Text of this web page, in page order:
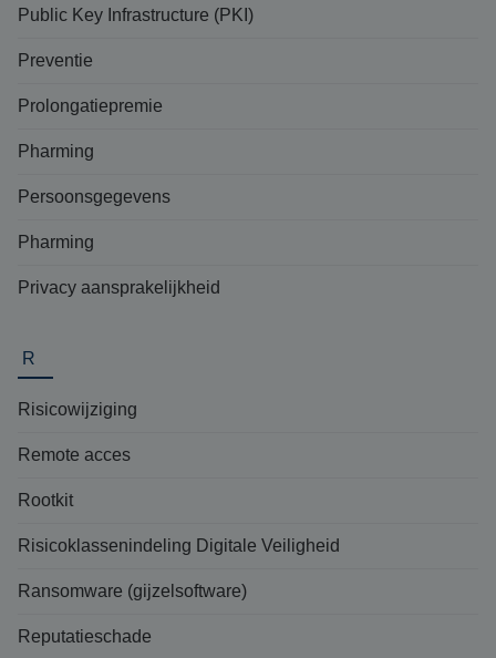
Public Key Infrastructure (PKI)
Preventie
Prolongatiepremie
Pharming
Persoonsgegevens
Pharming
Privacy aansprakelijkheid
R
Risicowijziging
Remote acces
Rootkit
Risicoklassenindeling Digitale Veiligheid
Ransomware (gijzelsoftware)
Reputatieschade